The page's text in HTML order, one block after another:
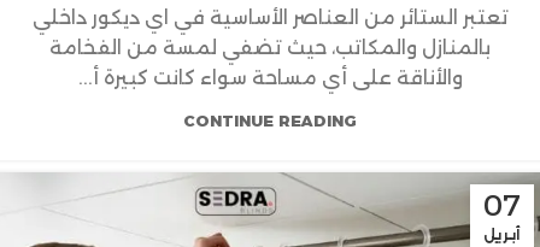
تعتبر الستائر من العناصر الأساسية في اي ديكور داخلي
بالمنازل والمكاتب، حيث تضفي لمسة من الفخامة
والأناقة على أي مساحة سواء كانت كبيرة أ...
CONTINUE READING
07
أبريل